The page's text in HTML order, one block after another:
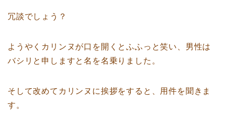
冗談でしょう？
ようやくカリンヌが口を開くとふふっと笑い、男性は
バシリと申しますと名を名乗りました。
そして改めてカリンヌに挨拶をすると、用件を聞きま
す。